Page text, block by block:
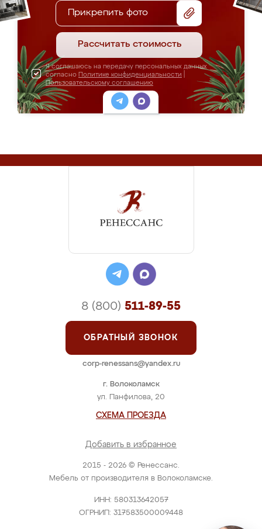
Прикрепить фото
Рассчитать стоимость
Я соглашаюсь на передачу персональных данных
согласно Политике конфиденциальности
Пользовательскому соглашению
2015 - 2026 © Ренессанс.
Мебель от производителя в Волоколамске.
ИНН: 580313642057
ОГРНИП: 317583500009448
г. Волоколамск
ул. Панфилова, 20
СХЕМА ПРОЕЗДА
Добавить в избранное
8 (800) 511-89-55
ОБРАТНЫЙ ЗВОНОК
corp-renessans@yandex.ru